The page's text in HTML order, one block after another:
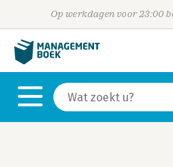
Op werkdagen voor 23:00